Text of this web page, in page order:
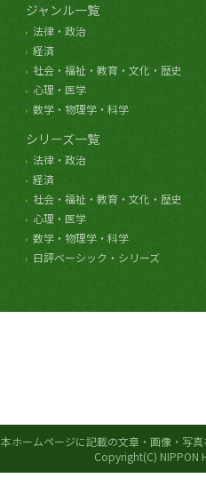
ジャンル一覧
法律・政治
経済
社会・福祉・教育・文化・歴史
心理・医学
数学・物理学・科学
シリーズ一覧
法律・政治
経済
社会・福祉・教育・文化・歴史
心理・医学
数学・物理学・科学
日評ベーシック・シリーズ
本ホームページに記載の文章・画像・写
Copyright(C) NIPPON